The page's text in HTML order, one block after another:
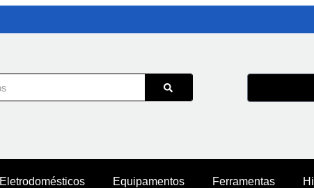
Eletrodomésticos Equipamentos Ferramentas